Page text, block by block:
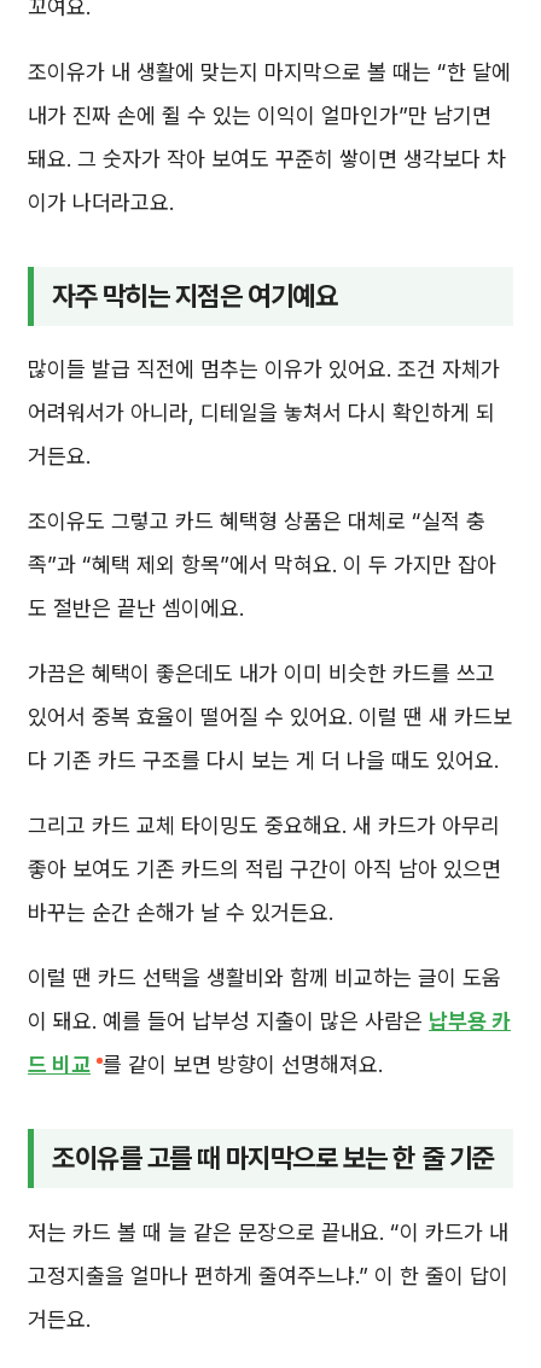
꼬여요.
조이유가 내 생활에 맞는지 마지막으로 볼 때는 “한 달에
내가 진짜 손에 쥘 수 있는 이익이 얼마인가”만 남기면
돼요. 그 숫자가 작아 보여도 꾸준히 쌓이면 생각보다 차
이가 나더라고요.
자주 막히는 지점은 여기예요
많이들 발급 직전에 멈추는 이유가 있어요. 조건 자체가
어려워서가 아니라, 디테일을 놓쳐서 다시 확인하게 되
거든요.
조이유도 그렇고 카드 혜택형 상품은 대체로 “실적 충
족”과 “혜택 제외 항목”에서 막혀요. 이 두 가지만 잡아
도 절반은 끝난 셈이에요.
가끔은 혜택이 좋은데도 내가 이미 비슷한 카드를 쓰고
있어서 중복 효율이 떨어질 수 있어요. 이럴 땐 새 카드보
다 기존 카드 구조를 다시 보는 게 더 나을 때도 있어요.
그리고 카드 교체 타이밍도 중요해요. 새 카드가 아무리
좋아 보여도 기존 카드의 적립 구간이 아직 남아 있으면
바꾸는 순간 손해가 날 수 있거든요.
이럴 땐 카드 선택을 생활비와 함께 비교하는 글이 도움
이 돼요. 예를 들어 납부성 지출이 많은 사람은 납부용 카
드 비교 를 같이 보면 방향이 선명해져요.
조이유를 고를 때 마지막으로 보는 한 줄 기준
저는 카드 볼 때 늘 같은 문장으로 끝내요. “이 카드가 내
고정지출을 얼마나 편하게 줄여주느냐.” 이 한 줄이 답이
거든요.